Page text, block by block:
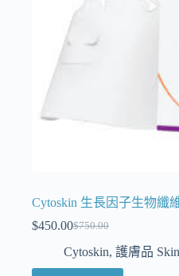
Cytoskin 生長因子生物纖
$750.00
$450.00
Cytoskin, 護膚品